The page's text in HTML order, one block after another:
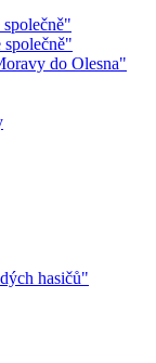
do Olesna"
hasičů"